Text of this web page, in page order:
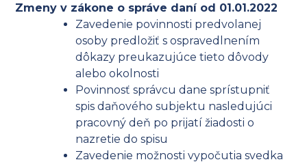
Zmeny v zákone o správe daní od 01.01.2022
Zavedenie povinnosti predvolanej
osoby predložiť s ospravedlnením
dôkazy preukazujúce tieto dôvody
alebo okolnosti
Povinnosť správcu dane sprístupniť
spis daňového subjektu nasledujúci
pracovný deň po prijatí žiadosti o
nazretie do spisu
Zavedenie možnosti vypočutia svedka